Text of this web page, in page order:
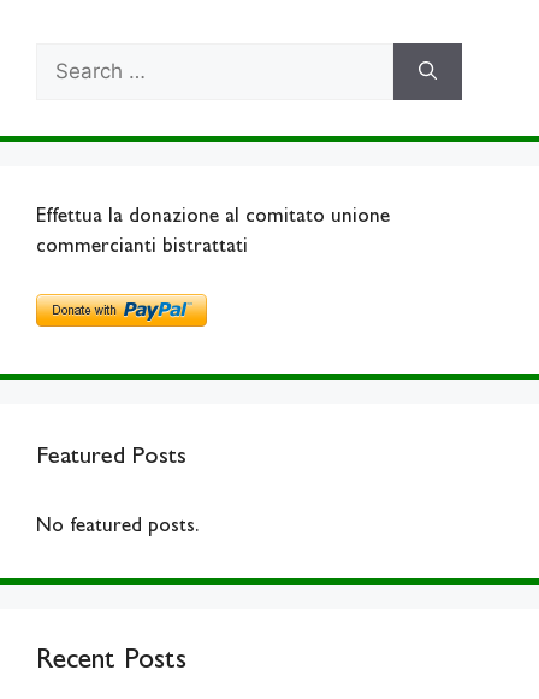
Effettua la donazione al comitato unione
commercianti bistrattati
Featured Posts
No featured posts.
Recent Posts